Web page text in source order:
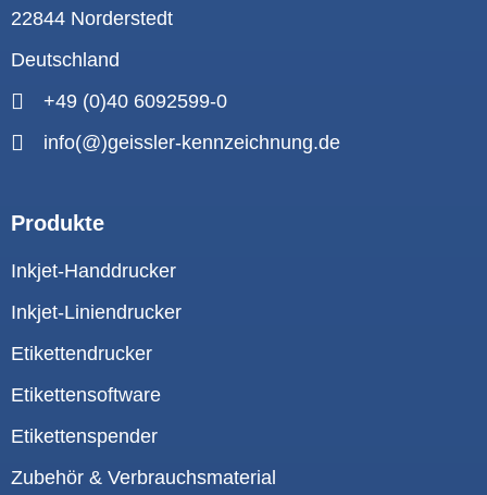
22844 Norderstedt
Deutschland
+49 (0)40 6092599-0
info(@)geissler-kennzeichnung.de
Produkte
Inkjet-Handdrucker
Inkjet-Liniendrucker
Etikettendrucker
Etikettensoftware
Etikettenspender
Zubehör & Verbrauchsmaterial